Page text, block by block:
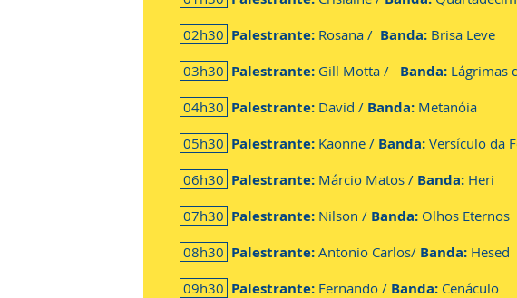
02h30 Palestrante: Rosana / Banda: Brisa Leve
03h30 Palestrante: Gill Motta / Banda: Lágrimas
04h30 Palestrante: David / Banda: Metanóia
05h30 Palestrante: Kaonne / Banda: Versículo da
06h30 Palestrante: Márcio Matos / Banda: Heri
07h30 Palestrante: Nilson / Banda: Olhos Eternos
08h30 Palestrante: Antonio Carlos/ Banda: Hesed
09h30 Palestrante: Fernando / Banda: Cenáculo